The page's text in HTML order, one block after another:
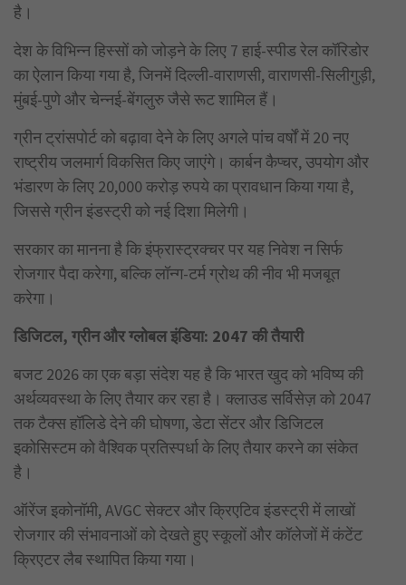
है।
देश के विभिन्न हिस्सों को जोड़ने के लिए 7 हाई-स्पीड रेल कॉरिडोर
का ऐलान किया गया है, जिनमें दिल्ली-वाराणसी, वाराणसी-सिलीगुड़ी,
मुंबई-पुणे और चेन्नई-बेंगलुरु जैसे रूट शामिल हैं।
ग्रीन ट्रांसपोर्ट को बढ़ावा देने के लिए अगले पांच वर्षों में 20 नए
राष्ट्रीय जलमार्ग विकसित किए जाएंगे। कार्बन कैप्चर, उपयोग और
भंडारण के लिए 20,000 करोड़ रुपये का प्रावधान किया गया है,
जिससे ग्रीन इंडस्ट्री को नई दिशा मिलेगी।
सरकार का मानना है कि इंफ्रास्ट्रक्चर पर यह निवेश न सिर्फ
रोजगार पैदा करेगा, बल्कि लॉन्ग-टर्म ग्रोथ की नीव भी मजबूत
करेगा।
डिजिटल, ग्रीन और ग्लोबल इंडिया: 2047 की तैयारी
बजट 2026 का एक बड़ा संदेश यह है कि भारत खुद को भविष्य की
अर्थव्यवस्था के लिए तैयार कर रहा है। क्लाउड सर्विसेज़ को 2047
तक टैक्स हॉलिडे देने की घोषणा, डेटा सेंटर और डिजिटल
इकोसिस्टम को वैश्विक प्रतिस्पर्धा के लिए तैयार करने का संकेत
है।
ऑरेंज इकोनॉमी, AVGC सेक्टर और क्रिएटिव इंडस्ट्री में लाखों
रोजगार की संभावनाओं को देखते हुए स्कूलों और कॉलेजों में कंटेंट
क्रिएटर लैब स्थापित किया गया।